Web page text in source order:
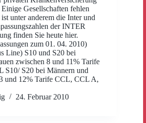
Gesellschaften fehlen
unter anderem die Inter und
der INTER
finden Sie heute hier.
zum 01. 04. 2010)
Line) S10 und S20 bei
zwischen 8 und 11% Tarife
S20 bei Männern und
und 12% Tarife CCL, CCL A,
24. Februar 2010